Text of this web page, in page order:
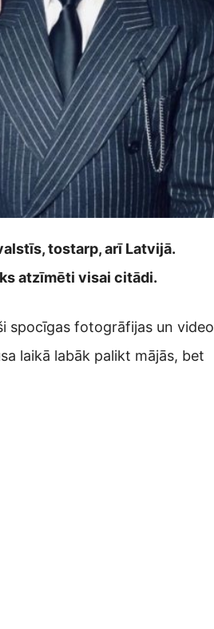
tostarp, arī Latvijā.
atzīmēti visai citādi.
spocīgas fotogrāfijas un video
laikā labāk palikt mājās, bet